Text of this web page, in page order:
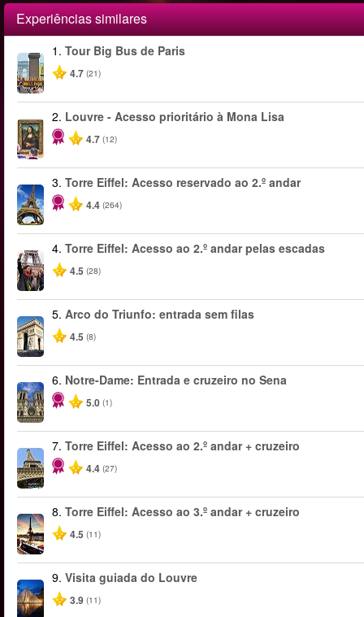
Experiências similares
1. Tour Big Bus de Paris
4.7 (21)
2. Louvre - Acesso prioritário à Mona Lisa
4.7 (12)
3. Torre Eiffel: Acesso reservado ao 2.º andar
4.4 (264)
4. Torre Eiffel: Acesso ao 2.º andar pelas escadas
4.5 (28)
5. Arco do Triunfo: entrada sem filas
4.5 (8)
6. Notre-Dame: Entrada e cruzeiro no Sena
5.0 (1)
7. Torre Eiffel: Acesso ao 2.º andar + cruzeiro
4.4 (27)
8. Torre Eiffel: Acesso ao 3.º andar + cruzeiro
4.5 (11)
9. Visita guiada do Louvre
3.9 (11)